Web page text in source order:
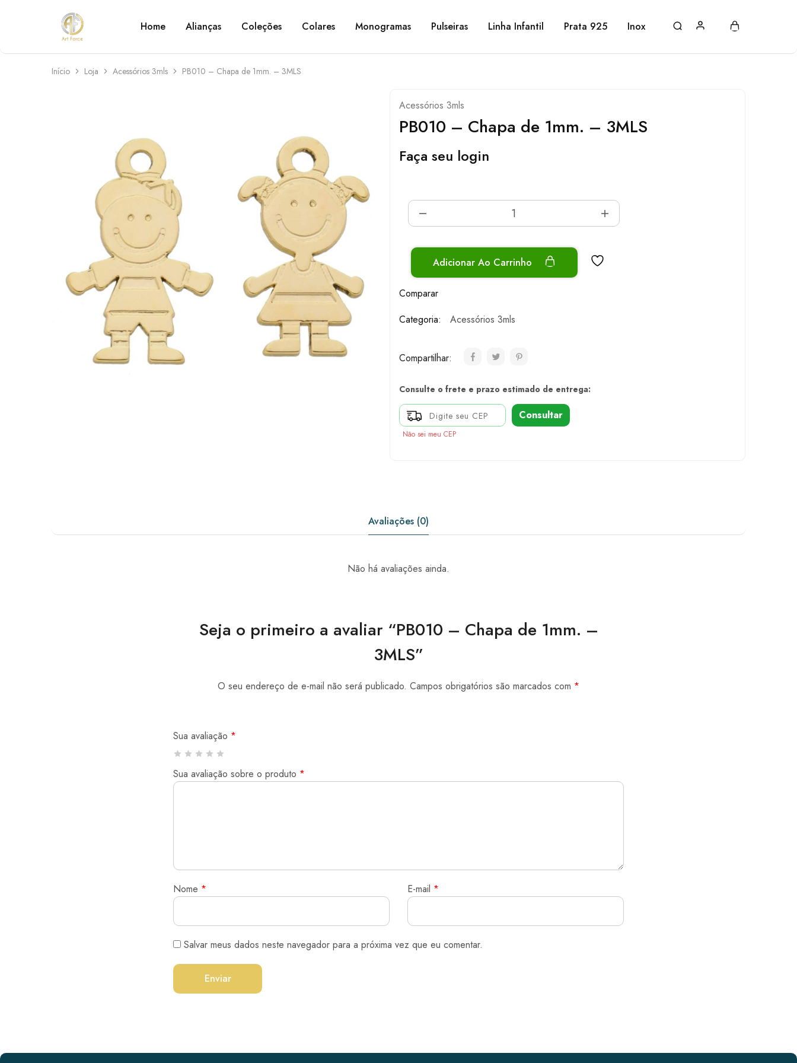
Art
Force
Semijoias
personalizadas
Home Alianças Coleções Colares Monogramas Pulseiras Linha Infantil Prata 925 Inox
Início Loja Acessórios 3mls PB010 – Chapa de 1mm. – 3MLS
Acessórios 3mls
PB010 – Chapa de 1mm. – 3MLS
Faça seu login
Adicionar Ao Carrinho
Comparar
Categoria:
Acessórios 3mls
Compartilhar:
Consulte o frete e prazo estimado de entrega:
Consultar
Não sei meu CEP
Avaliações (0)
Não há avaliações ainda.
Seja o primeiro a avaliar “PB010 – Chapa de 1mm. –
3MLS”
O seu endereço de e-mail não será publicado. Campos obrigatórios são marcados com *
Sua avaliação *
Sua avaliação sobre o produto *
Nome * E-mail *
Salvar meus dados neste navegador para a próxima vez que eu comentar.